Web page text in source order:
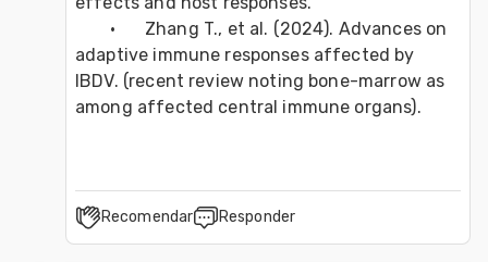
adaptive immune responses affected by
IBDV. (recent review noting bone-marrow as
among affected central immune organs).
Recomendar Responder